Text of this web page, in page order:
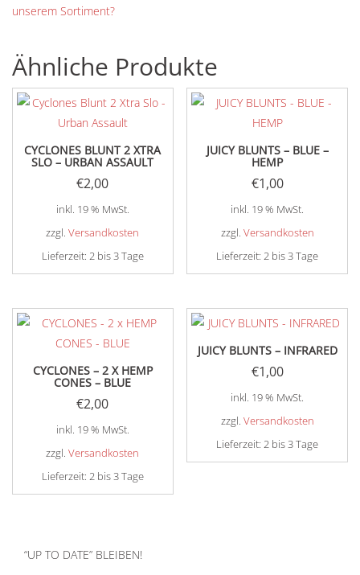
unserem Sortiment?
Ähnliche Produkte
CYCLONES BLUNT 2 XTRA
SLO – URBAN ASSAULT
€2,00
inkl. 19 % MwSt.
zzgl.Versandkosten
Lieferzeit: 2 bis 3 Tage
JUICY BLUNTS – BLUE –
HEMP
€1,00
inkl. 19 % MwSt.
zzgl. Versandkosten
Lieferzeit:2 bis 3 Tage
CYCLONES – 2 X HEMP
CONES – BLUE
€2,00
inkl. 19 % MwSt.
zzgl.Versandkosten
Lieferzeit: 2 bis 3 Tage
JUICY BLUNTS – INFRARED
€1,00
inkl. 19 % MwSt.
zzgl. Versandkosten
Lieferzeit:2 bis 3 Tage
“UP TO DATE” BLEIBEN!